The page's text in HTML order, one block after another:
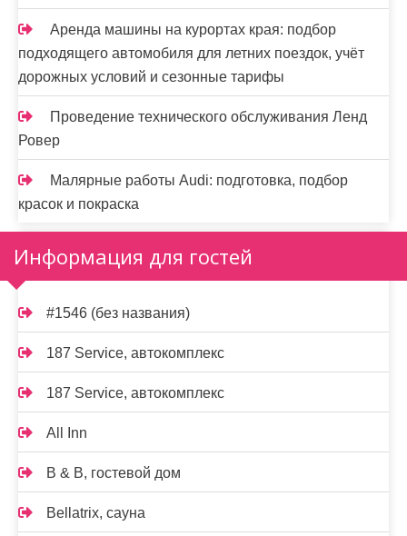
Аренда машины на курортах края: подбор
подходящего автомобиля для летних поездок, учёт
дорожных условий и сезонные тарифы
Проведение технического обслуживания Ленд
Ровер
Малярные работы Audi: подготовка, подбор
красок и покраска
Информация для гостей
#1546 (без названия)
187 Service, автокомплекс
187 Service, автокомплекс
All Inn
B & B, гостевой дом
Bellatrix, сауна